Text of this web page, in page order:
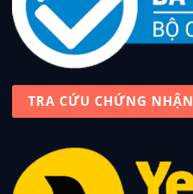
TRA CỨU CHỨNG NHẬN